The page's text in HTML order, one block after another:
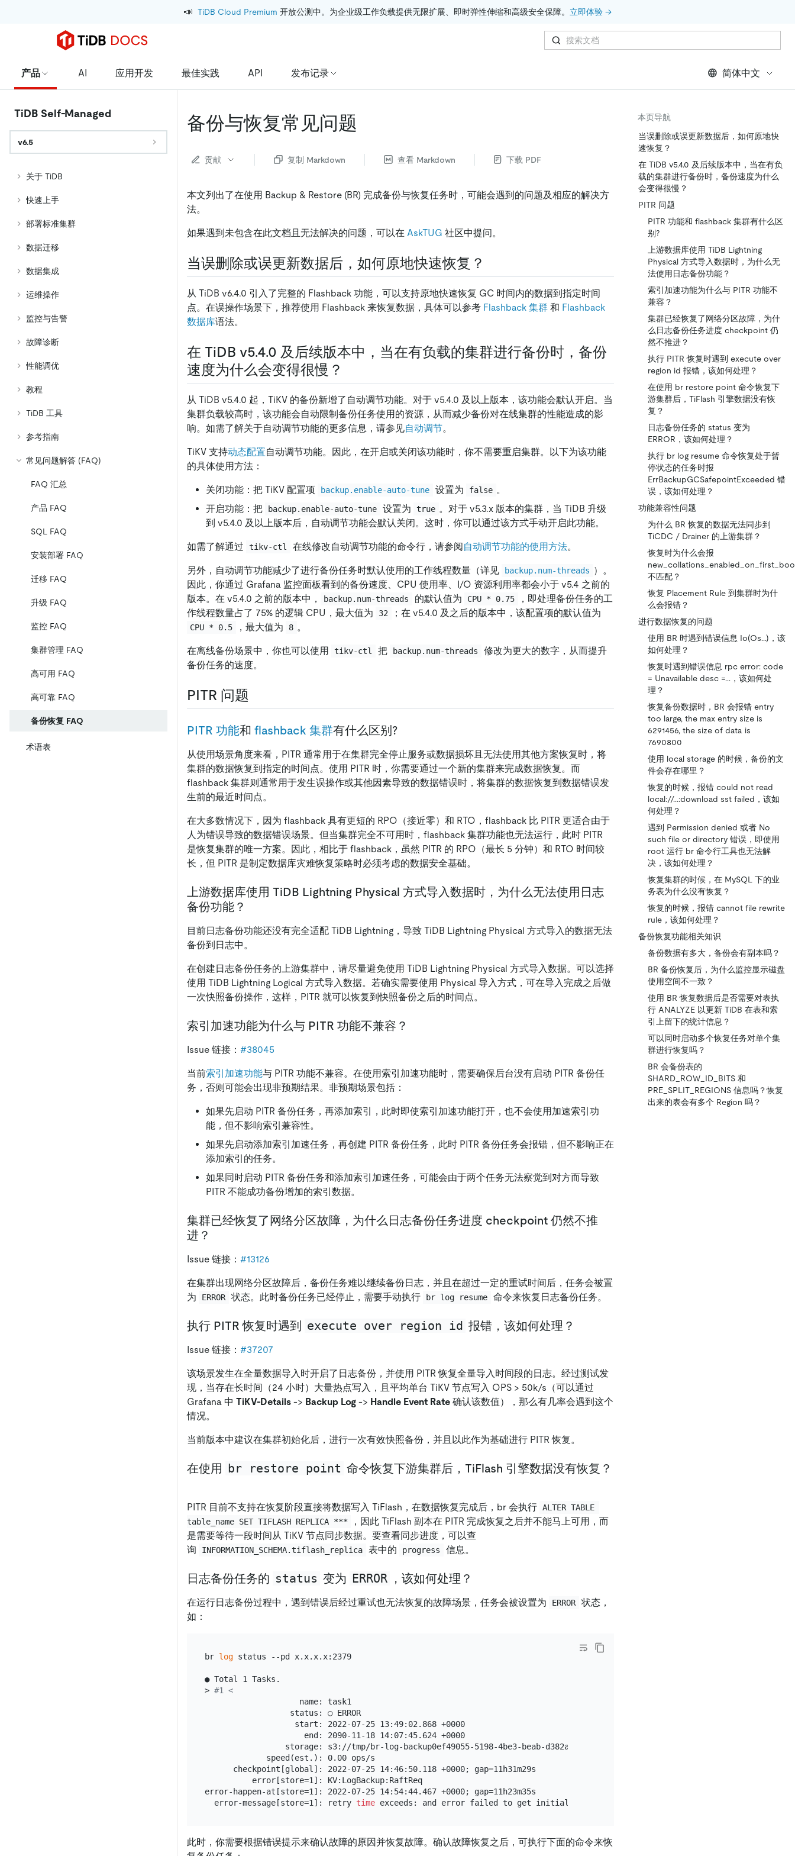
📣 TiDB Cloud Premium 开放公测中。为企业级工作负载提供无限扩展、即时弹性伸缩和高级安全保障。 立即体验 →
产品 AI 应用开发 最佳实践 API 发布记录 简体中文
TiDB Self-Managed
v6.5
关于 TiDB
快速上手
部署标准集群
数据迁移
数据集成
运维操作
监控与告警
故障诊断
性能调优
教程
TiDB 工具
参考指南
常见问题解答 (FAQ)
FAQ 汇总
产品 FAQ
SQL FAQ
安装部署 FAQ
迁移 FAQ
升级 FAQ
监控 FAQ
集群管理 FAQ
高可用 FAQ
高可靠 FAQ
备份恢复 FAQ
术语表
备份与恢复常见问题
贡献 复制 Markdown 查看 Markdown 下载 PDF
本文列出了在使用 Backup & Restore (BR) 完成备份与恢复任务时，可能会遇到的问题及相应的解决方
法。
如果遇到未包含在此文档且无法解决的问题，可以在 AskTUG 社区中提问。
当误删除或误更新数据后，如何原地快速恢复？
从 TiDB v6.4.0 引入了完整的 Flashback 功能，可以支持原地快速恢复 GC 时间内的数据到指定时间
点。在误操作场景下，推荐使用 Flashback 来恢复数据，具体可以参考 Flashback 集群 和 Flashback
数据库语法。
在 TiDB v5.4.0 及后续版本中，当在有负载的集群进行备份时，备份
速度为什么会变得很慢？
从 TiDB v5.4.0 起，TiKV 的备份新增了自动调节功能。对于 v5.4.0 及以上版本，该功能会默认开启。当
集群负载较高时，该功能会自动限制备份任务使用的资源，从而减少备份对在线集群的性能造成的影
响。如需了解关于自动调节功能的更多信息，请参见自动调节。
TiKV 支持动态配置自动调节功能。因此，在开启或关闭该功能时，你不需要重启集群。以下为该功能
的具体使用方法：
关闭功能：把 TiKV 配置项 backup.enable-auto-tune 设置为 false 。
开启功能：把
backup.enable-auto-tune 设置为 true 。对于 v5.3.x 版本的集群，当 TiDB 升级
到 v5.4.0 及以上版本后，自动调节功能会默认关闭。这时，你可以通过该方式手动开启此功能。
如需了解通过 tikv-ctl 在线修改自动调节功能的命令行，请参阅自动调节功能的使用方法。
另外，自动调节功能减少了进行备份任务时默认使用的工作线程数量（详见 backup.num-threads ）。
因此，你通过 Grafana 监控面板看到的备份速度、CPU 使用率、I/O 资源利用率都会小于 v5.4 之前的
版本。在 v5.4.0 之前的版本中，
backup.num-threads 的默认值为 CPU * 0.75
，即处理备份任务的工
作线程数量占了 75% 的逻辑 CPU，最大值为
32 ；在 v5.4.0 及之后的版本中，该配置项的默认值为
CPU * 0.5 ，最大值为 8 。
在离线备份场景中，你也可以使用 tikv-ctl 把 backup.num-threads
修改为更大的数字，从而提升
备份任务的速度。
PITR 问题
PITR 功能和 flashback 集群有什么区别?
从使用场景角度来看，PITR 通常用于在集群完全停止服务或数据损坏且无法使用其他方案恢复时，将
集群的数据恢复到指定的时间点。使用 PITR 时，你需要通过一个新的集群来完成数据恢复。而
flashback 集群则通常用于发生误操作或其他因素导致的数据错误时，将集群的数据恢复到数据错误发
生前的最近时间点。
在大多数情况下，因为 flashback 具有更短的 RPO（接近零）和 RTO，flashback 比 PITR 更适合由于
人为错误导致的数据错误场景。但当集群完全不可用时，flashback 集群功能也无法运行，此时 PITR
是恢复集群的唯一方案。因此，相比于 flashback，虽然 PITR 的 RPO（最长 5 分钟）和 RTO 时间较
长，但 PITR 是制定数据库灾难恢复策略时必须考虑的数据安全基础。
上游数据库使用 TiDB Lightning Physical 方式导入数据时，为什么无法使用日志
备份功能？
目前日志备份功能还没有完全适配 TiDB Lightning，导致 TiDB Lightning Physical 方式导入的数据无法
备份到日志中。
在创建日志备份任务的上游集群中，请尽量避免使用 TiDB Lightning Physical 方式导入数据。可以选择
使用 TiDB Lightning Logical 方式导入数据。若确实需要使用 Physical 导入方式，可在导入完成之后做
一次快照备份操作，这样，PITR 就可以恢复到快照备份之后的时间点。
索引加速功能为什么与 PITR 功能不兼容？
Issue 链接： #38045
当前索引加速功能与 PITR 功能不兼容。在使用索引加速功能时，需要确保后台没有启动 PITR 备份任
务，否则可能会出现非预期结果。非预期场景包括：
如果先启动 PITR 备份任务，再添加索引，此时即使索引加速功能打开，也不会使用加速索引功
能，但不影响索引兼容性。
如果先启动添加索引加速任务，再创建 PITR 备份任务，此时 PITR 备份任务会报错，但不影响正在
添加索引的任务。
如果同时启动 PITR 备份任务和添加索引加速任务，可能会由于两个任务无法察觉到对方而导致
PITR 不能成功备份增加的索引数据。
集群已经恢复了网络分区故障，为什么日志备份任务进度 checkpoint 仍然不推
进？
Issue 链接： #13126
在集群出现网络分区故障后，备份任务难以继续备份日志，并且在超过一定的重试时间后，任务会被置
为
ERROR 状态。此时备份任务已经停止，需要手动执行 br log resume 命令来恢复日志备份任务。
执行 PITR 恢复时遇到 execute over region id 报错，该如何处理？
Issue 链接： #37207
该场景发生在全量数据导入时开启了日志备份，并使用 PITR 恢复全量导入时间段的日志。经过测试发
现，当存在长时间（24 小时）大量热点写入，且平均单台 TiKV 节点写入 OPS > 50k/s（可以通过
Grafana 中 TiKV-Details -> Backup Log -> Handle Event Rate 确认该数值），那么有几率会遇到这个
情况。
当前版本中建议在集群初始化后，进行一次有效快照备份，并且以此作为基础进行 PITR 恢复。
在使用 br restore point 命令恢复下游集群后，TiFlash 引擎数据没有恢复？
PITR 目前不支持在恢复阶段直接将数据写入 TiFlash，在数据恢复完成后，br 会执行 ALTER TABLE
table_name SET TIFLASH REPLICA ***
，因此 TiFlash 副本在 PITR 完成恢复之后并不能马上可用，而
是需要等待一段时间从 TiKV 节点同步数据。要查看同步进度，可以查
询
INFORMATION_SCHEMA.tiflash_replica 表中的 progress 信息。
日志备份任务的 status 变为 ERROR ，该如何处理？
在运行日志备份过程中，遇到错误后经过重试也无法恢复的故障场景，任务会被设置为 ERROR
状态，
如：
br log status --pd x.x.x.x:2379
● Total 1 Tasks.
> #1 <
                    name: task1
                  status: ○ ERROR
                   start: 2022-07-25 13:49:02.868 +0000
                     end: 2090-11-18 14:07:45.624 +0000
                 storage: s3://tmp/br-log-backup0ef49055-5198-4be3-beab-d382a2189efb/Log
             speed(est.): 0.00 ops/s
      checkpoint[global]: 2022-07-25 14:46:50.118 +0000; gap=11h31m29s
          error[store=1]: KV:LogBackup:RaftReq
error-happen-at[store=1]: 2022-07-25 14:54:44.467 +0000; gap=11h23m35s
  error-message[store=1]: retry
time exceeds: and error failed to get initial snapshot: failed to get the snapshot
此时，你需要根据错误提示来确认故障的原因并恢复故障。确认故障恢复之后，可执行下面的命令来恢
本页导航
当误删除或误更新数据后，如何原地快
速恢复？
在 TiDB v5.4.0 及后续版本中，当在有负
载的集群进行备份时，备份速度为什么
会变得很慢？
PITR 问题
PITR 功能和 flashback 集群有什么区
别?
上游数据库使用 TiDB Lightning
Physical 方式导入数据时，为什么无
法使用日志备份功能？
索引加速功能为什么与 PITR 功能不
兼容？
集群已经恢复了网络分区故障，为什
么日志备份任务进度 checkpoint 仍
然不推进？
执行 PITR 恢复时遇到 execute over
region id 报错，该如何处理？
在使用 br restore point 命令恢复下
游集群后，TiFlash 引擎数据没有恢
复？
日志备份任务的 status 变为
ERROR，该如何处理？
执行 br log resume 命令恢复处于暂
停状态的任务时报
ErrBackupGCSafepointExceeded 错
误，该如何处理？
功能兼容性问题
为什么 BR 恢复的数据无法同步到
TiCDC / Drainer 的上游集群？
恢复时为什么会报
不匹配？
恢复 Placement Rule 到集群时为什
么会报错？
进行数据恢复的问题
使用 BR 时遇到错误信息 Io(Os...)，该
如何处理？
恢复时遇到错误信息 rpc error: code
= Unavailable desc =...，该如何处
理？
恢复备份数据时，BR 会报错 entry
too large, the max entry size is
6291456, the size of data is
7690800
使用 local storage 的时候，备份的文
件会存在哪里？
恢复的时候，报错 could not read
local://...:download sst failed，该如
何处理？
遇到 Permission denied 或者 No
such file or directory 错误，即使用
root 运行 br 命令行工具也无法解
决，该如何处理？
恢复集群的时候，在 MySQL 下的业
务表为什么没有恢复？
恢复的时候，报错 cannot file rewrite
rule，该如何处理？
备份恢复功能相关知识
备份数据有多大，备份会有副本吗？
BR 备份恢复后，为什么监控显示磁盘
使用空间不一致？
使用 BR 恢复数据后是否需要对表执
行 ANALYZE 以更新 TiDB 在表和索
引上留下的统计信息？
可以同时启动多个恢复任务对单个集
群进行恢复吗？
BR 会备份表的
SHARD_ROW_ID_BITS 和
PRE_SPLIT_REGIONS 信息吗？恢复
出来的表会有多个 Region 吗？